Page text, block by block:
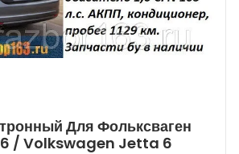
Для Фольксваген
6 / Volkswagen Jetta 6